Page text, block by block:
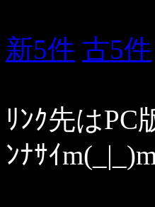
新5件 古5件
ﾘﾝｸ先は
ﾝﾅｻｲ